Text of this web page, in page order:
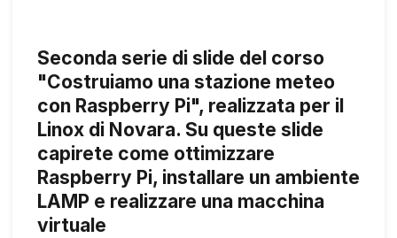
Seconda serie di slide del corso
"Costruiamo una stazione meteo
con Raspberry Pi", realizzata per il
Linox di Novara. Su queste slide
capirete come ottimizzare
Raspberry Pi, installare un ambiente
LAMP e realizzare una macchina
virtuale